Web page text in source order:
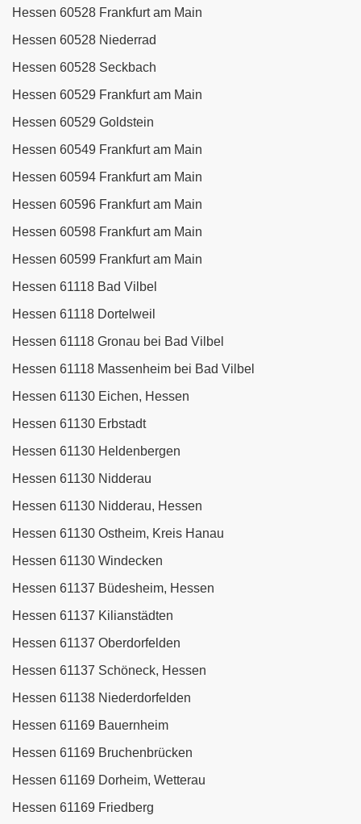
Hessen 60528 Frankfurt am Main
Hessen 60528 Niederrad
Hessen 60528 Seckbach
Hessen 60529 Frankfurt am Main
Hessen 60529 Goldstein
Hessen 60549 Frankfurt am Main
Hessen 60594 Frankfurt am Main
Hessen 60596 Frankfurt am Main
Hessen 60598 Frankfurt am Main
Hessen 60599 Frankfurt am Main
Hessen 61118 Bad Vilbel
Hessen 61118 Dortelweil
Hessen 61118 Gronau bei Bad Vilbel
Hessen 61118 Massenheim bei Bad Vilbel
Hessen 61130 Eichen, Hessen
Hessen 61130 Erbstadt
Hessen 61130 Heldenbergen
Hessen 61130 Nidderau
Hessen 61130 Nidderau, Hessen
Hessen 61130 Ostheim, Kreis Hanau
Hessen 61130 Windecken
Hessen 61137 Büdesheim, Hessen
Hessen 61137 Kilianstädten
Hessen 61137 Oberdorfelden
Hessen 61137 Schöneck, Hessen
Hessen 61138 Niederdorfelden
Hessen 61169 Bauernheim
Hessen 61169 Bruchenbrücken
Hessen 61169 Dorheim, Wetterau
Hessen 61169 Friedberg